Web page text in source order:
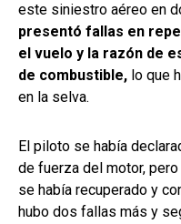
este siniestro aéreo en
presentó fallas en
el vuelo y la razón de
de combustible, lo que
en la selva.
El piloto se había
de fuerza del motor,
se había recuperado y
hubo dos fallas más y